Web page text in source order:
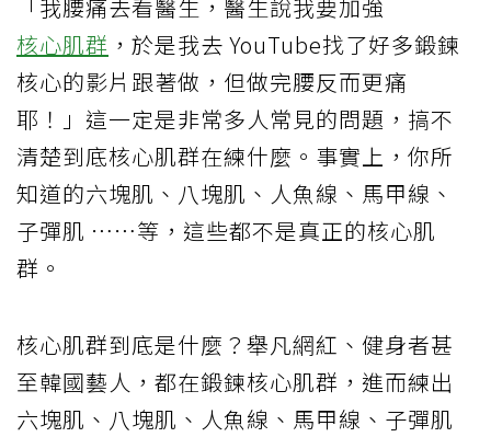
「我腰痛去看醫生，醫生說我要加強
核心肌群 ，於是我去 YouTube找了好多鍛鍊
核心的影片跟著做，但做完腰反而更痛
耶！」這一定是非常多人常見的問題，搞不
清楚到底核心肌群在練什麼。事實上，你所
知道的六塊肌、八塊肌、人魚線、馬甲線、
子彈肌 ⋯⋯等，這些都不是真正的核心肌
群。
核心肌群到底是什麼？舉凡網紅、健身者甚
至韓國藝人，都在鍛鍊核心肌群，進而練出
六塊肌、八塊肌、人魚線、馬甲線、子彈肌